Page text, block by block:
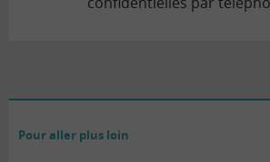
Pour aller plus loin